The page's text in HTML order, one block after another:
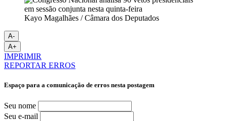
Kayo Magalhães / Câmara dos Deputados
A-
A+
IMPRIMIR
REPORTAR ERROS
Espaço para a comunicação de erros nesta postagem
Seu nome
Seu e-mail